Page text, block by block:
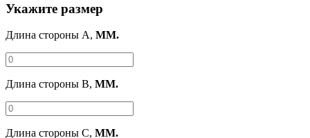
Укажите размер
Длина стороны A, ММ.
Длина стороны B, ММ.
Длина стороны C, ММ.